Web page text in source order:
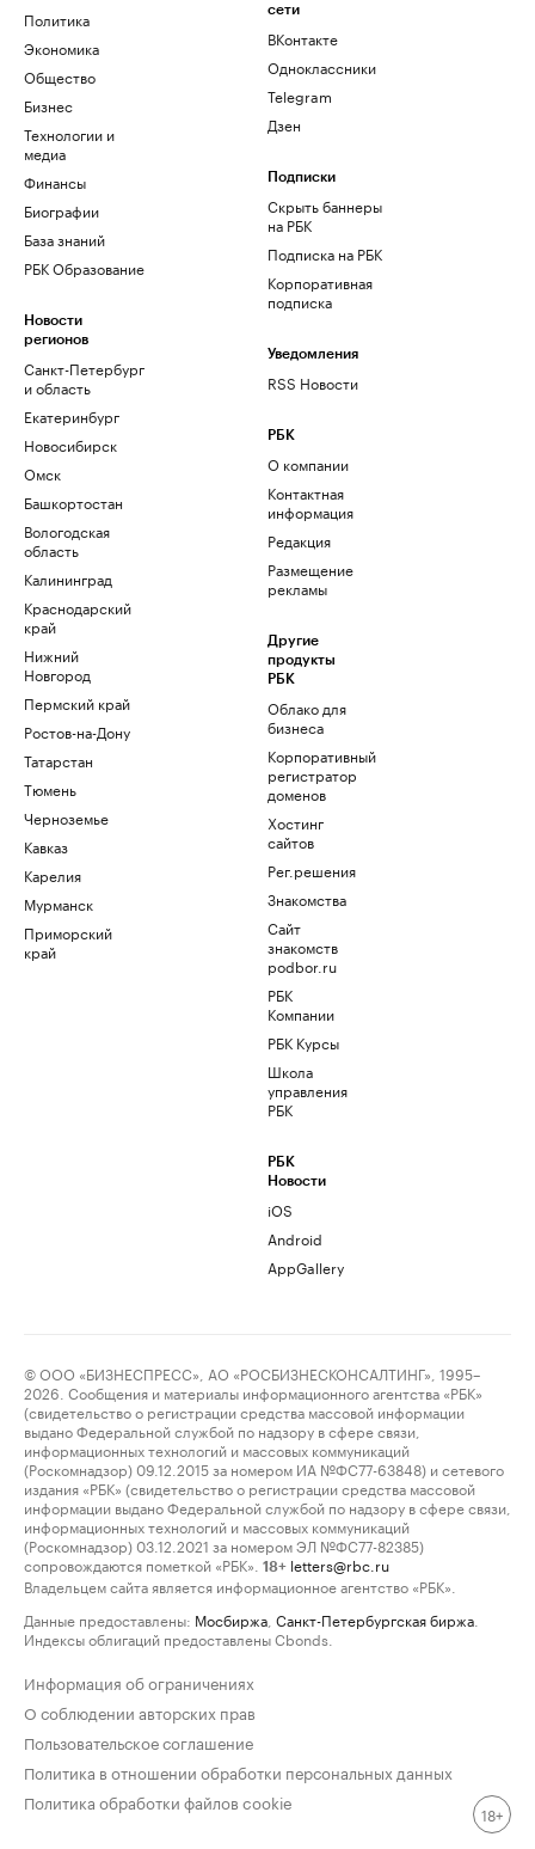
Политика
Экономика
Общество
Бизнес
Технологии и
медиа
Финансы
Биографии
База знаний
РБК Образование
Новости
регионов
Санкт-Петербург
и область
Екатеринбург
Новосибирск
Омск
Башкортостан
Вологодская
область
Калининград
Краснодарский
край
Нижний
Новгород
Пермский край
Ростов-на-Дону
Татарстан
Тюмень
Черноземье
Кавказ
Карелия
Мурманск
Приморский
край
сети
ВКонтакте
Одноклассники
Telegram
Дзен
Подписки
Скрыть баннеры
на РБК
Подписка на РБК
Корпоративная
подписка
Уведомления
RSS Новости
РБК
О компании
Контактная
информация
Редакция
Размещение
рекламы
Другие
продукты
РБК
Облако для
бизнеса
Корпоративный
регистратор
доменов
Хостинг
сайтов
Рег.решения
Знакомства
Сайт
знакомств
podbor.ru
РБК
Компании
РБК Курсы
Школа
управления
РБК
РБК
Новости
iOS
Android
AppGallery
© ООО «БИЗНЕСПРЕСС», АО «РОСБИЗНЕСКОНСАЛТИНГ», 1995–
2026. Сообщения и материалы информационного агентства «РБК»
(свидетельство о регистрации средства массовой информации
выдано Федеральной службой по надзору в сфере связи,
информационных технологий и массовых коммуникаций
(Роскомнадзор) 09.12.2015 за номером ИА №ФС77-63848) и сетевого
издания «РБК» (свидетельство о регистрации средства массовой
информации выдано Федеральной службой по надзору в сфере связи,
информационных технологий и массовых коммуникаций
(Роскомнадзор) 03.12.2021 за номером ЭЛ №ФС77-82385)
сопровождаются пометкой «РБК».
18+ letters@rbc.ru
Владельцем сайта является информационное агентство «РБК».
Данные предоставлены: Мосбиржа Санкт-Петербургская биржа
Индексы облигаций предоставлены Cbonds.
Информация об ограничениях
О соблюдении авторских прав
Пользовательское соглашение
Политика в отношении обработки персональных данных
Политика обработки файлов cookie
18+